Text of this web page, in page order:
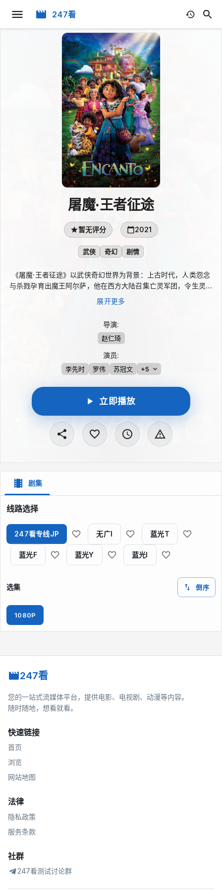
247看
屠魔·王者征途
暂无评分 2021
武侠 奇幻 剧情
《屠魔·王者征途》以武侠奇幻世界为背景：上古时代，人类怨念
与杀戮孕育出魔王阿尔萨，他在西方大陆召集亡灵军团，令生灵涂
炭。为寻找能封印魔王的圣剑，西方圣殿骑士组成屠魔小队远赴东
原大陆。不料阿尔萨的攻势已蔓延至此，骑士团只能与巡夜山宫等
展开更多
导演:
赵仁琦
演员:
李先时 罗伟 苏冠文 +5
立即播放
剧集
线路选择
247看专线JP 无广I 蓝光T
蓝光F 蓝光Y 蓝光I
选集 倒序
1080P
247看
您的一站式流媒体平台，提供电影、电视剧、动漫等内容。
随时随地，想看就看。
快速链接
首页
浏览
网站地图
法律
隐私政策
服务条款
社群
247看测试讨论群